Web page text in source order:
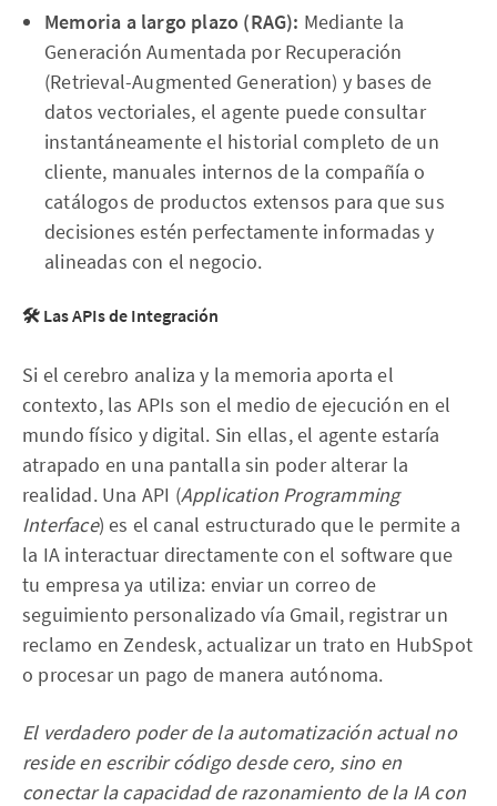
Memoria a largo plazo (RAG): Mediante la
Generación Aumentada por Recuperación
(Retrieval-Augmented Generation) y bases de
datos vectoriales, el agente puede consultar
instantáneamente el historial completo de un
cliente, manuales internos de la compañía o
catálogos de productos extensos para que sus
decisiones estén perfectamente informadas y
alineadas con el negocio.
🛠️ Las APIs de Integración
Si el cerebro analiza y la memoria aporta el
contexto, las APIs son el medio de ejecución en el
mundo físico y digital. Sin ellas, el agente estaría
atrapado en una pantalla sin poder alterar la
realidad. Una API (Application Programming
Interface) es el canal estructurado que le permite a
la IA interactuar directamente con el software que
tu empresa ya utiliza: enviar un correo de
seguimiento personalizado vía Gmail, registrar un
reclamo en Zendesk, actualizar un trato en HubSpot
o procesar un pago de manera autónoma.
El verdadero poder de la automatización actual no
reside en escribir código desde cero, sino en
conectar la capacidad de razonamiento de la IA con